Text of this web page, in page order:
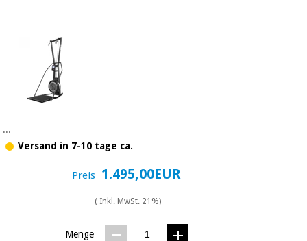
...
Versand in 7-10 tage ca.
Preis 1.495,00EUR
( Inkl. MwSt. 21%)
Menge